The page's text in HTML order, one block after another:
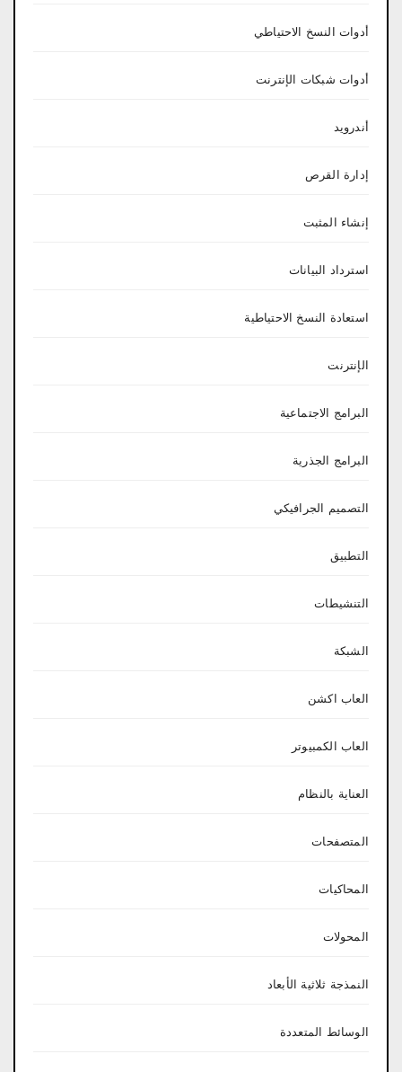
أدوات النسخ الاحتياطي
أدوات شبكات الإنترنت
أندرويد
إدارة القرص
إنشاء المثبت
استرداد البيانات
استعادة النسخ الاحتياطية
الإنترنت
البرامج الاجتماعية
البرامج الجذرية
التصميم الجرافيكي
التطبيق
التنشيطات
الشبكة
العاب اكشن
العاب الكمبيوتر
العناية بالنظام
المتصفحات
المحاكيات
المحولات
النمذجة ثلاثية الأبعاد
الوسائط المتعددة